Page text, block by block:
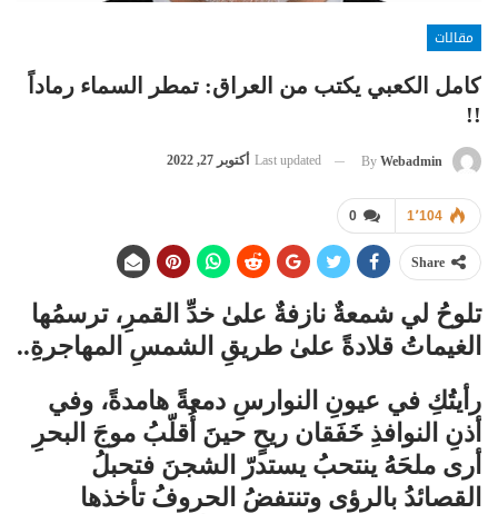
مقالات
كامل الكعبي يكتب من العراق: تمطر السماء رماداً
!!
By Webadmin
Last updated أكتوبر 27, 2022
0 1٬104
Share
تلوحُ لي شمعةٌ نازفةٌ علىٰ خدِّ القمرِ، ترسمُها
الغيماتُ قلادةً علىٰ طريقِ الشمسِ المهاجرةِ..
رأيتُكِ في عيونِ النوارسِ دمعةً هامدةً، وفي
أذنِ النوافذِ خَفَقان ريحٍ حينََ أُقلّبُ موجَ البحرِ
أرى ملحَهُ ينتحبُ يستدرّ الشجنَ فتحبلُ
القصائدُ بالرؤى وتنتفضُ الحروفُ تأخذها